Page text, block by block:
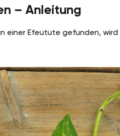
– Anleitung
einer Efeutute gefunden,